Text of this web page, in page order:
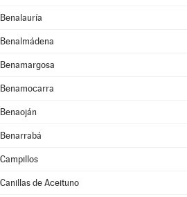
Benalauría
Benalmádena
Benamargosa
Benamocarra
Benaoján
Benarrabá
Campillos
Canillas de Aceituno